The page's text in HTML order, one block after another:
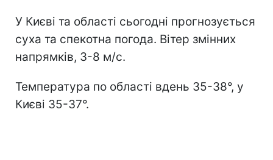
У Києві та області сьогодні прогнозується
суха та спекотна погода. Вітер змінних
напрямків, 3-8 м/с.
Температура по області вдень 35-38°, у
Києві 35-37°.